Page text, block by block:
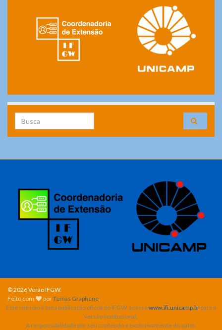
Search for:
© 2026 Verão IFGW.
Feito com
porTemas Graphene.
Este site não é uma publicação oficial do IFGW, acessewww.ifi.unicamp.br para a
versão institucional.
A responsabilidade por seu conteúdo é exclusivamente do autor.